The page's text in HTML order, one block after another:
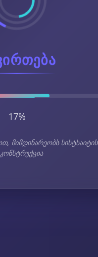
22%
სისტსაიტის